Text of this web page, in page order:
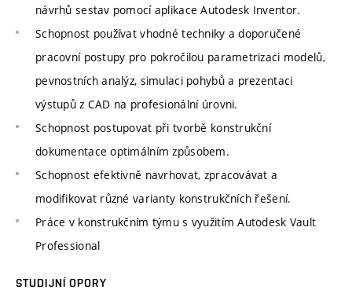
návrhů sestav pomocí aplikace Autodesk Inventor.
Schopnost používat vhodné techniky a doporučené
pracovní postupy pro pokročilou parametrizaci modelů,
pevnostních analýz, simulaci pohybů a prezentaci
výstupů z CAD na profesionální úrovni.
Schopnost postupovat při tvorbě konstrukční
dokumentace optimálním způsobem.
Schopnost efektivně navrhovat, zpracovávat a
modifikovat různé varianty konstrukčních řešení.
Práce v konstrukčním týmu s využitím Autodesk Vault
Professional
STUDIJNÍ OPORY